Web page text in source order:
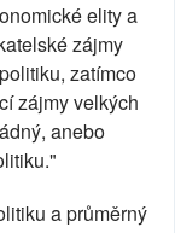
elity a
zájmy
zatímco
zájmy velkých
anebo
a průměrný